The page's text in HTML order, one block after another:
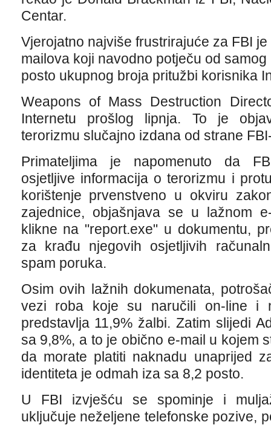
Centar.
Vjerojatno najviše frustrirajuće za FBI
mailova koji navodno potječu od
posto ukupnog broja pritužbi korisnika
Weapons of Mass Destruction
Internetu prošlog lipnja. To je
terorizmu slučajno izdana od strane
Primateljima je napomenuto da
osjetljive informacija o terorizmu i
korištenje prvenstveno u okviru
zajednice, objašnjava se u lažnom
klikne na "report.exe" u dokumentu,
za krađu njegovih osjetljivih
spam poruka.
Osim ovih lažnih dokumenata,
vezi roba koje su naručili on-line i
predstavlja 11,9% žalbi. Zatim slijedi
sa 9,8%, a to je obično e-mail u kojem
da morate platiti naknadu unaprijed
identiteta je odmah iza sa 8,2 posto.
U FBI izvješću se spominje i
uključuje neželjene telefonske pozive,